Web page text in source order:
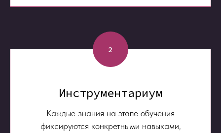
2
Инструментариум
Каждые знания на этапе обучения
фиксируются конкретными навыками,